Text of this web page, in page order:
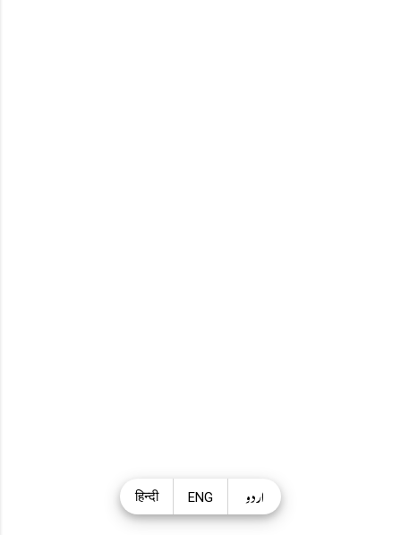
हिन्दी ENG اردو Theme images byRadius Images